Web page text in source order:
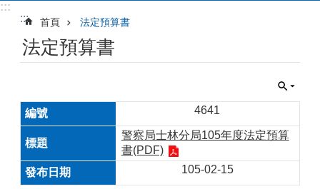
:::
:::
首頁 法定預算書
法定預算書
4641
警察局士林分局105年度法定預算
書(PDF)
105-02-15